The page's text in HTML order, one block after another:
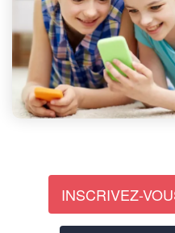
INSCRIVEZ-